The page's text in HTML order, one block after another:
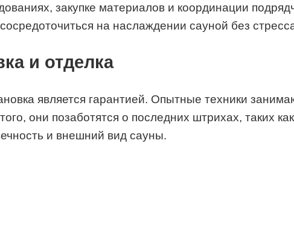
закупке материалов и координации
на наслаждении сауной без
и отделка
является гарантией. Опытные техники
они позаботятся о последних штрихах, таких
и внешний вид сауны.